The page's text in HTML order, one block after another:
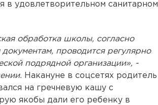
в удовлетворительном санитарном
обработка школы, согласно
проводится регулярно
подрядной организации», -
Накануне в соцсетях родитель
на гречневую кашу с
якобы дали его ребенку в